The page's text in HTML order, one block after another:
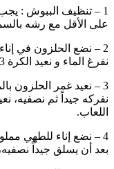
على الأقل مع رشه
2 – نضع الحلزون في
نفرغ الماء و نعيد الكرة 3 مرات حتى يصبح الماء صافي.
3 – نعيد غمر الحلزون
نفركه جيداً ثم نصفيه،
اللعاب.
4 – نضع إناء للطهي
بعد أن يسلق جيداً